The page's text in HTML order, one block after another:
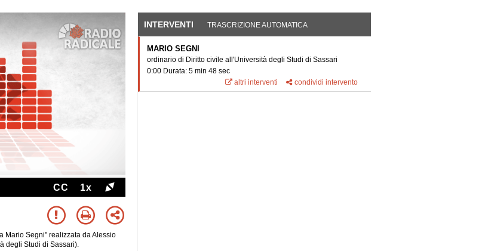
CC 1x
Mario Segni" realizzata da Alessio
degli Studi di Sassari).
INTERVENTI (SCHEDA ATTIVA)
TRASCRIZIONE AUTOMATICA
MARIO SEGNI
ordinario di Diritto civile all'Università degli Studi di Sassari
0:00 Durata: 5 min 48 sec
altri interventi
condividi intervento